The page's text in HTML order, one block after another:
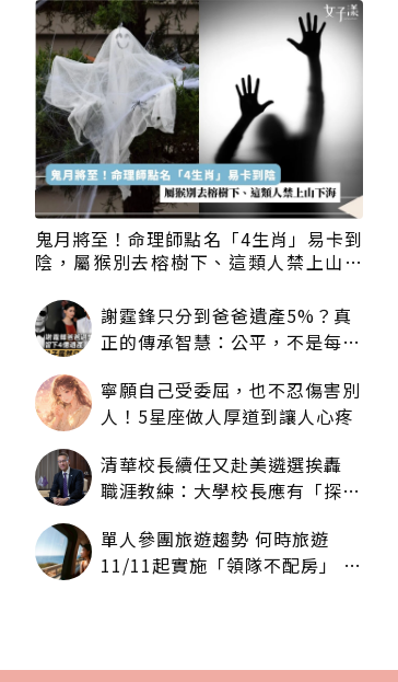
鬼月將至！命理師點名「4生肖」易卡到
陰，屬猴別去榕樹下、這類人禁上山下
謝霆鋒只分到爸爸遺產5%？真
正的傳承智慧：公平，不是每個
寧願自己受委屈，也不忍傷害別
人！5星座做人厚道到讓人心疼
清華校長續任又赴美遴選挨轟
職涯教練：大學校長應有「探
單人參團旅遊趨勢 何時旅遊
11/11起實施「領隊不配房」 落